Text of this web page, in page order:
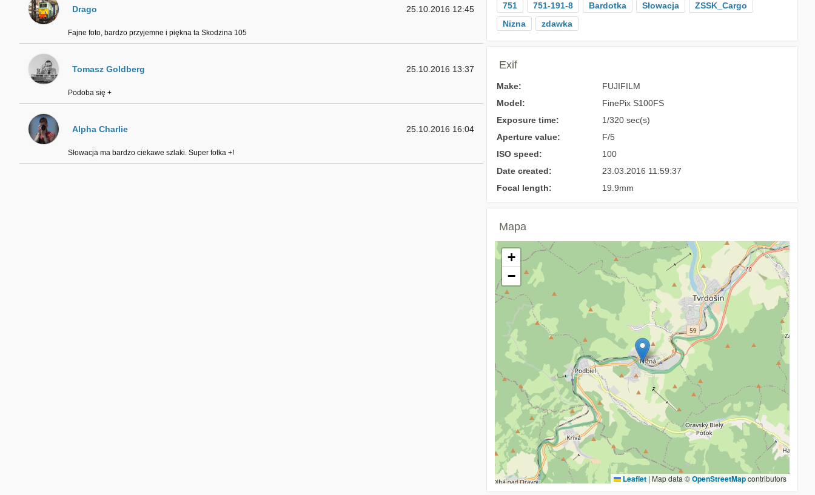
Drago 25.10.2016 12:45
Fajne foto, bardzo przyjemne i piękna ta Skodzina 105
Tomasz Goldberg 25.10.2016 13:37
Podoba się +
Alpha Charlie 25.10.2016 16:04
Słowacja ma bardzo ciekawe szlaki. Super fotka +!
751 751-191-8 Bardotka Słowacja
ZSSK_Cargo
Nizna
zdawka
Exif
Make:
FUJIFILM
Model:
FinePix S100FS
Exposure time:
1/320 sec(s)
Aperture value:
F/5
ISO speed:
100
Date created:
23.03.2016 11:59:37
Focal length:
19.9mm
Mapa
+
−
Leaflet | Map data ©OpenStreetMapcontributors